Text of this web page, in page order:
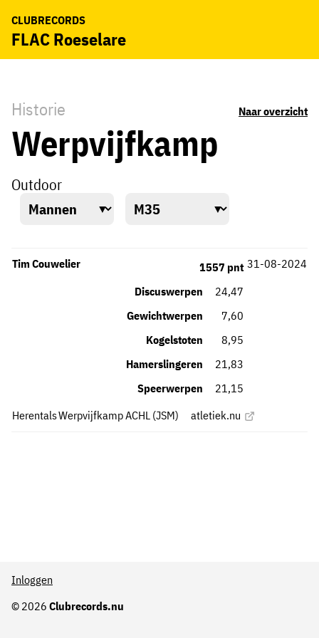
CLUBRECORDS
FLAC Roeselare
Historie Naar overzicht
Werpvijfkamp
Outdoor
Tim Couwelier
HerentalsWerpvijfkamp ACHL (JSM)
1557 pnt
Discuswerpen
24,47
Gewichtwerpen
7,60
Kogelstoten
8,95
Hamerslingeren
21,83
Speerwerpen
21,15
atletiek.nu
31-08-2024
© 2026 Clubrecords.nu
Inloggen